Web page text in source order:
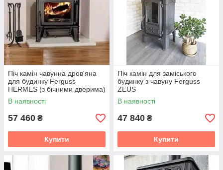
Піч камін чавунна дров'яна
для будинку Ferguss
HERMES (з бічними дверима)
В наявності
57 460 ₴
Купити
Піч камін для заміського
будинку з чавуну Ferguss
ZEUS
В наявності
47 840 ₴
Купити